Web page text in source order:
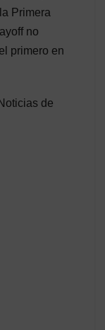
Primera
no
primero en
de